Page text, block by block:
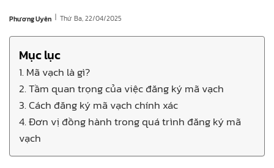
Phương Uyên | Thứ Ba, 22/04/2025
Mục lục
1. Mã vạch là gì?
2. Tầm quan trọng của việc đăng ký mã vạch
3. Cách đăng ký mã vạch chính xác
4. Đơn vị đồng hành trong quá trình đăng ký mã
vạch